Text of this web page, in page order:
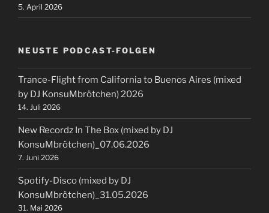
5. April 2026
NEUSTE PODCAST-FOLGEN
Trance-Flight from California to Buenos Aires (mixed
by DJ KonsuMbrötchen) 2026
14. Juli 2026
New Recordz In The Box (mixed by DJ
KonsuMbrötchen)_07.06.2026
7. Juni 2026
Spotify-Disco (mixed by DJ
KonsuMbrötchen)_31.05.2026
31. Mai 2026